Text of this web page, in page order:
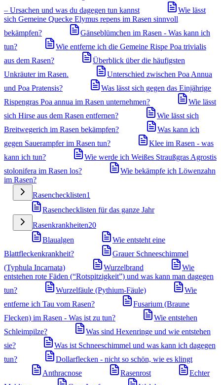
– Ursachen und was du dagegen tun kannst
Wie lässt
sich Gemeine Quecke Elymus repens im Rasen sinnvoll
bekämpfen?
Gänseblümchen im Rasen - Was kann ich
tun?
Wie entferne ich die Gemeine Rispe Poa trivialis
aus dem Rasen?
Überblick über die häufigsten
Unkräuter im Rasen.
Unterschied zwischen Poa Annua
und Poa Pratensis?
Was lässt sich gegen das Einjährige
Rispengras Poa annua im Rasen unternehmen?
Wie lässt
sich Hirse aus dem Rasen entfernen?
Wie lässt sich
Breitwegerich im Rasen bekämpfen?
Was kann ich
gegen Sauerampfer im Rasen tun?
Klee im Rasen - was
kann ich tun?
Wie werde ich Weißes Straußgras Agrostis
stolonifera im Rasen los?
Wie bekämpfe ich Löwenzahn
im Rasen?
Rasenchecklisten1
Rasenchecklisten für das ganze Jahr
Rasenkrankheiten20
Blaualgen
Wie entsteht eine
Blattfleckenkrankheit?
Grauer Schneeschimmel
(Typhula Incarnata)
Wurzelbrand
Wie
entstehen rote Fäden (“Rotspitzigkeit”) und was kann man dagegen
tun?
Wurzelfäule (Pythium-Fäule)
Wie
entferne ich Tau vom Rasen?
Fusarium (Braune
Flecken) im Rasen - Was ist zu tun?
Wie entstehen
Schleimpilze?
Was sind Hexenringe und wie entstehen
sie?
Was ist Schneeschimmel und was kann ich dagegen
tun?
Dollarflecken - nicht so schön, wie es klingt
Anthracnose
Rasenrost
Echter